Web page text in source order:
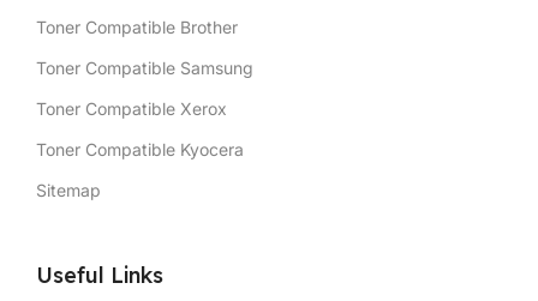
Toner Compatible Brother
Toner Compatible Samsung
Toner Compatible Xerox
Toner Compatible Kyocera
Sitemap
Useful Links